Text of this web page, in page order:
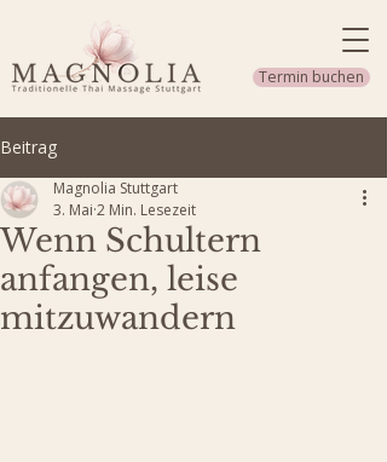
Termin buchen
Beitrag
Wenn Schultern
anfangen, leise
mitzuwandern
Magnolia Stuttgart
3. Mai 2 Min. Lesezeit